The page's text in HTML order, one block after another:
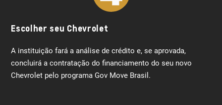
Escolher seu Chevrolet
A instituição fará a análise de crédito e, se aprovada,
concluirá a contratação do financiamento do seu novo
Chevrolet pelo programa Gov Move Brasil.